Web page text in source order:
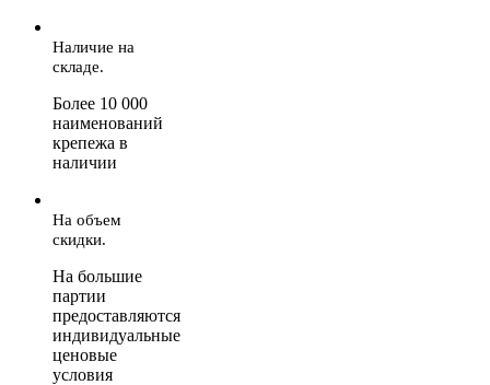
Наличие на
складе.
Более 10 000
наименований
крепежа в
наличии
На объем
скидки.
На большие
партии
предоставляются
индивидуальные
ценовые
условия